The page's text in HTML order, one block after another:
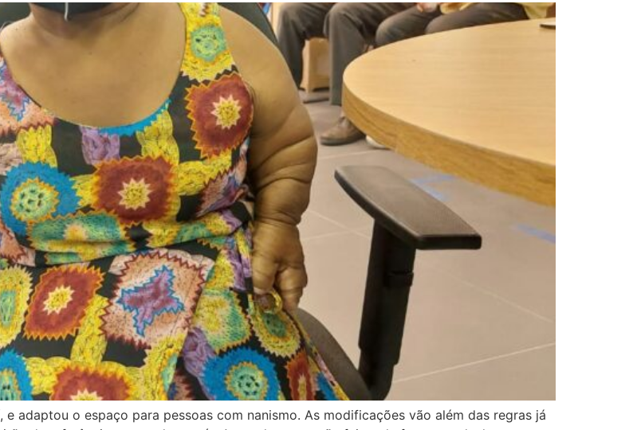
adaptou o espaço para pessoas com nanismo. As modificações vão além das regras já